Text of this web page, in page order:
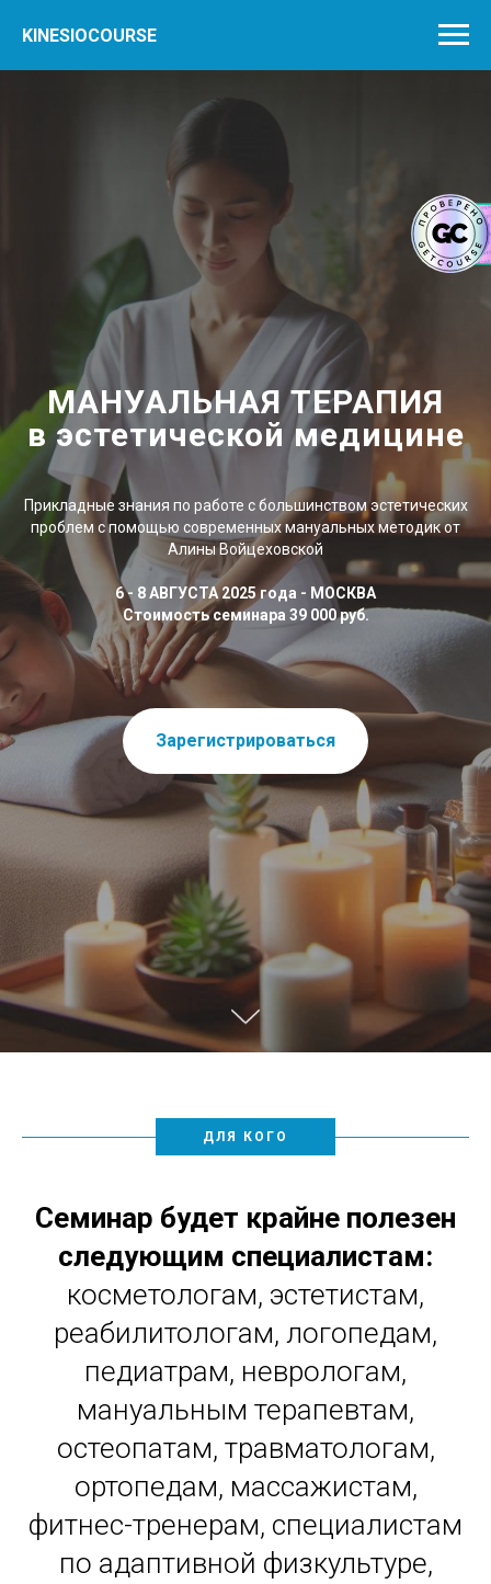
KINESIOCOURSE
МАНУАЛЬНАЯ ТЕРАПИЯ
в эстетической медицине
Прикладные знания по работе с большинством эстетических
проблем с помощью современных мануальных методик от
Алины Войцеховской
6 - 8 АВГУСТА 2025 года - МОСКВА
Стоимость семинара 39 000 руб.
Зарегистрироваться
ДЛЯ КОГО
Семинар будет крайне полезен
следующим специалистам:
косметологам, эстетистам,
реабилитологам, логопедам,
педиатрам, неврологам,
мануальным терапевтам,
остеопатам, травматологам,
ортопедам, массажистам,
фитнес-тренерам, специалистам
по адаптивной физкультуре,